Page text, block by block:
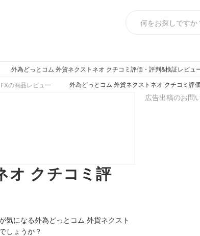
外為どっとコム 外貨ネクストネオ クチコミ評価・評判&検証レビュ
FXの商品レビュー 外為どっとコム 外貨ネクストネオ クチコミ評
オ クチコミ評
気になる外為どっとコム 外貨ネクスト
しょうか？
広告出稿のお問